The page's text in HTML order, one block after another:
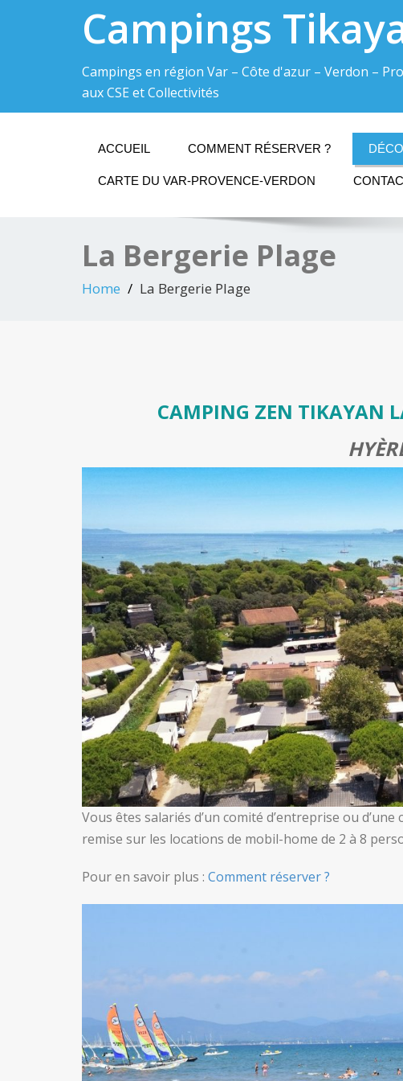
Campings
Campings en région Var – Côte d'azur – Verdon –
aux CSE et Collectivités
ACCUEIL COMMENT RÉSERVER ?
CARTE DU VAR-PROVENCE-VERDON
La Bergerie Plage
Home La Bergerie Plage
CAMPING ZEN TIKAYAN
Vous êtes salariés d’un comité d’entreprise ou
remise sur les locations de mobil-home de 2 à 8
Pour en savoir plus : Comment réserver ?